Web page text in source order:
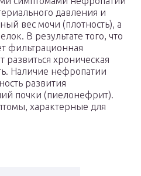
давления и
вес мочи (плотность), а
В результате того, что
фильтрационная
развиться хроническая
Наличие нефропатии
развития
почки (пиелонефрит).
характерные для